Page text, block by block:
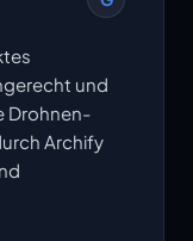
und
Drohnen-
Archify